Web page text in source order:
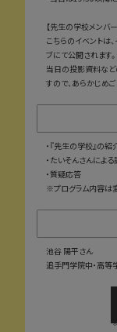
【先生の学校メンバ
こちらのイベントは
ブにて公開されます。
当日の投影資料な
すので、あらかじめ
・『先生の学校』の紹
・たいそんさんによ
・質疑応答
※プログラム内容は
池谷 陽平さん
追手門学院中・高